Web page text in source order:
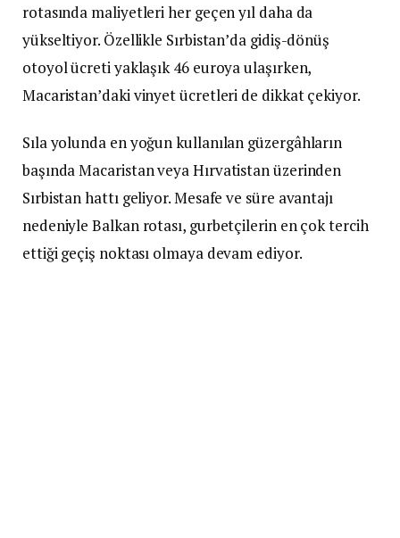
rotasında maliyetleri her geçen yıl daha da
yükseltiyor. Özellikle Sırbistan’da gidiş-dönüş
otoyol ücreti yaklaşık 46 euroya ulaşırken,
Macaristan’daki vinyet ücretleri de dikkat çekiyor.
Sıla yolunda en yoğun kullanılan güzergâhların
başında Macaristan veya Hırvatistan üzerinden
Sırbistan hattı geliyor. Mesafe ve süre avantajı
nedeniyle Balkan rotası, gurbetçilerin en çok tercih
ettiği geçiş noktası olmaya devam ediyor.